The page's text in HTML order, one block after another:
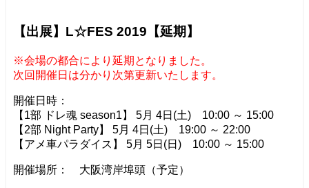
【出展】L☆FES 2019【延期】
※会場の都合により延期となりました。
次回開催日は分かり次第更新いたします。
開催日時：
【1部 ドレ魂 season1】 5月 4日(土) 10:00 ～ 15:00
【2部 Night Party】 5月 4日(土) 19:00 ～ 22:00
【アメ車パラダイス】 5月 5日(日) 10:00 ～ 15:00
開催場所： 大阪湾岸埠頭（予定）